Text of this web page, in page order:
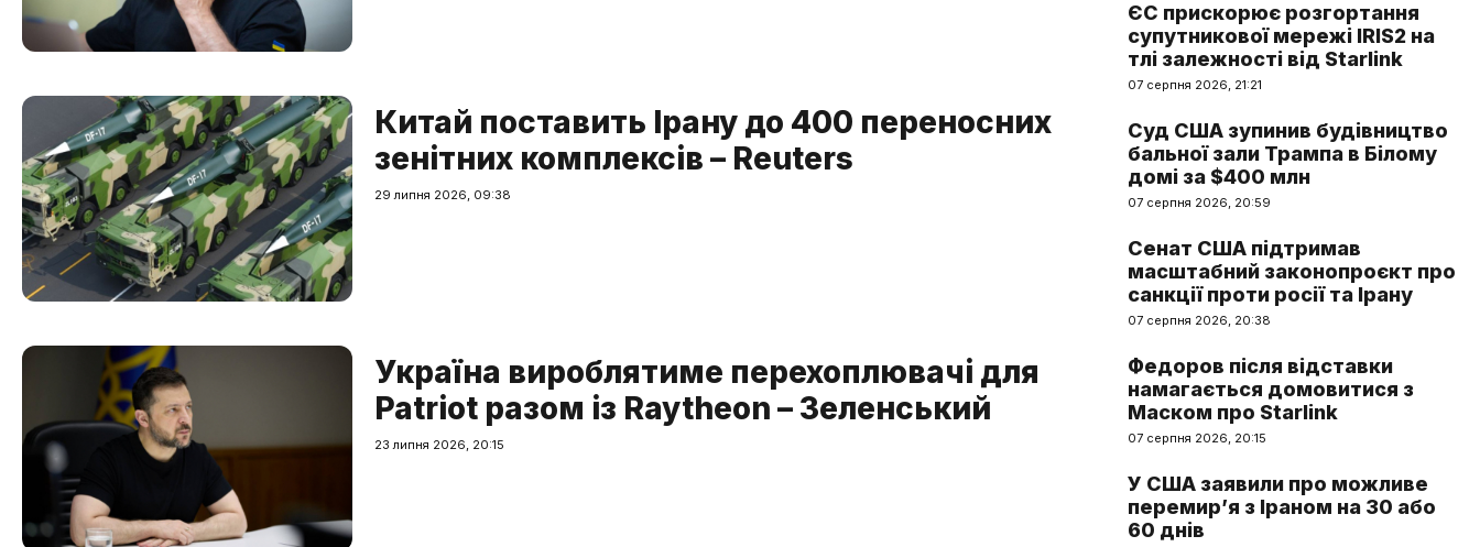
Китай поставить Ірану до 400 переносних
зенітних комплексів – Reuters
29 липня 2026, 09:38
Україна вироблятиме перехоплювачі для
Patriot разом із Raytheon – Зеленський
23 липня 2026, 20:15
ЄС прискорює розгортання
супутникової мережі IRIS2 на
тлі залежності від Starlink
07 серпня 2026, 21:21
Суд США зупинив будівництво
бальної зали Трампа в Білому
домі за $400 млн
07 серпня 2026, 20:59
Сенат США підтримав
масштабний законопроєкт про
санкції проти росії та Ірану
07 серпня 2026, 20:38
Федоров після відставки
намагається домовитися з
Маском про Starlink
07 серпня 2026, 20:15
У США заявили про можливе
перемир’я з Іраном на 30 або
60 днів